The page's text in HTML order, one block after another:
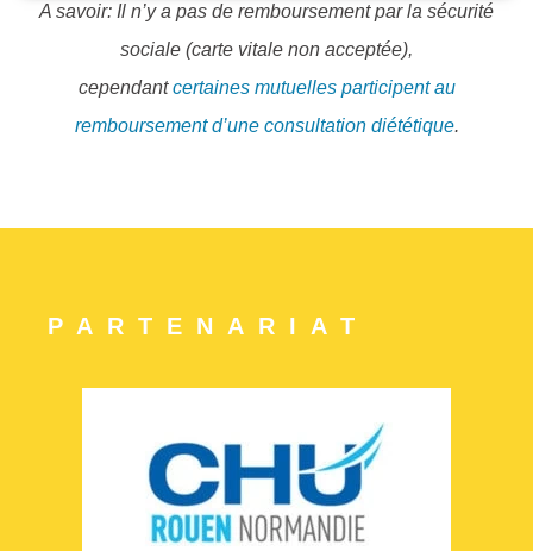
A savoir: Il n’y a pas de remboursement par la sécurité
sociale (carte vitale non acceptée),
cependantcertaines mutuelles participent au
remboursement d’une consultation diététique.
PARTENARIAT